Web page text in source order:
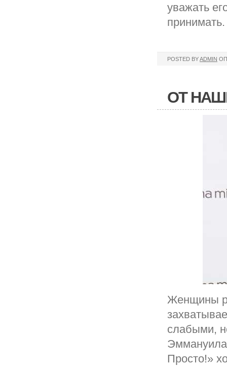
уважать
принимать.
POSTED BYADMIN
ОТ
Женщины
слабыми,
Эммануила
Просто!»